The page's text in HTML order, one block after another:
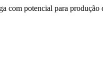
com potencial para